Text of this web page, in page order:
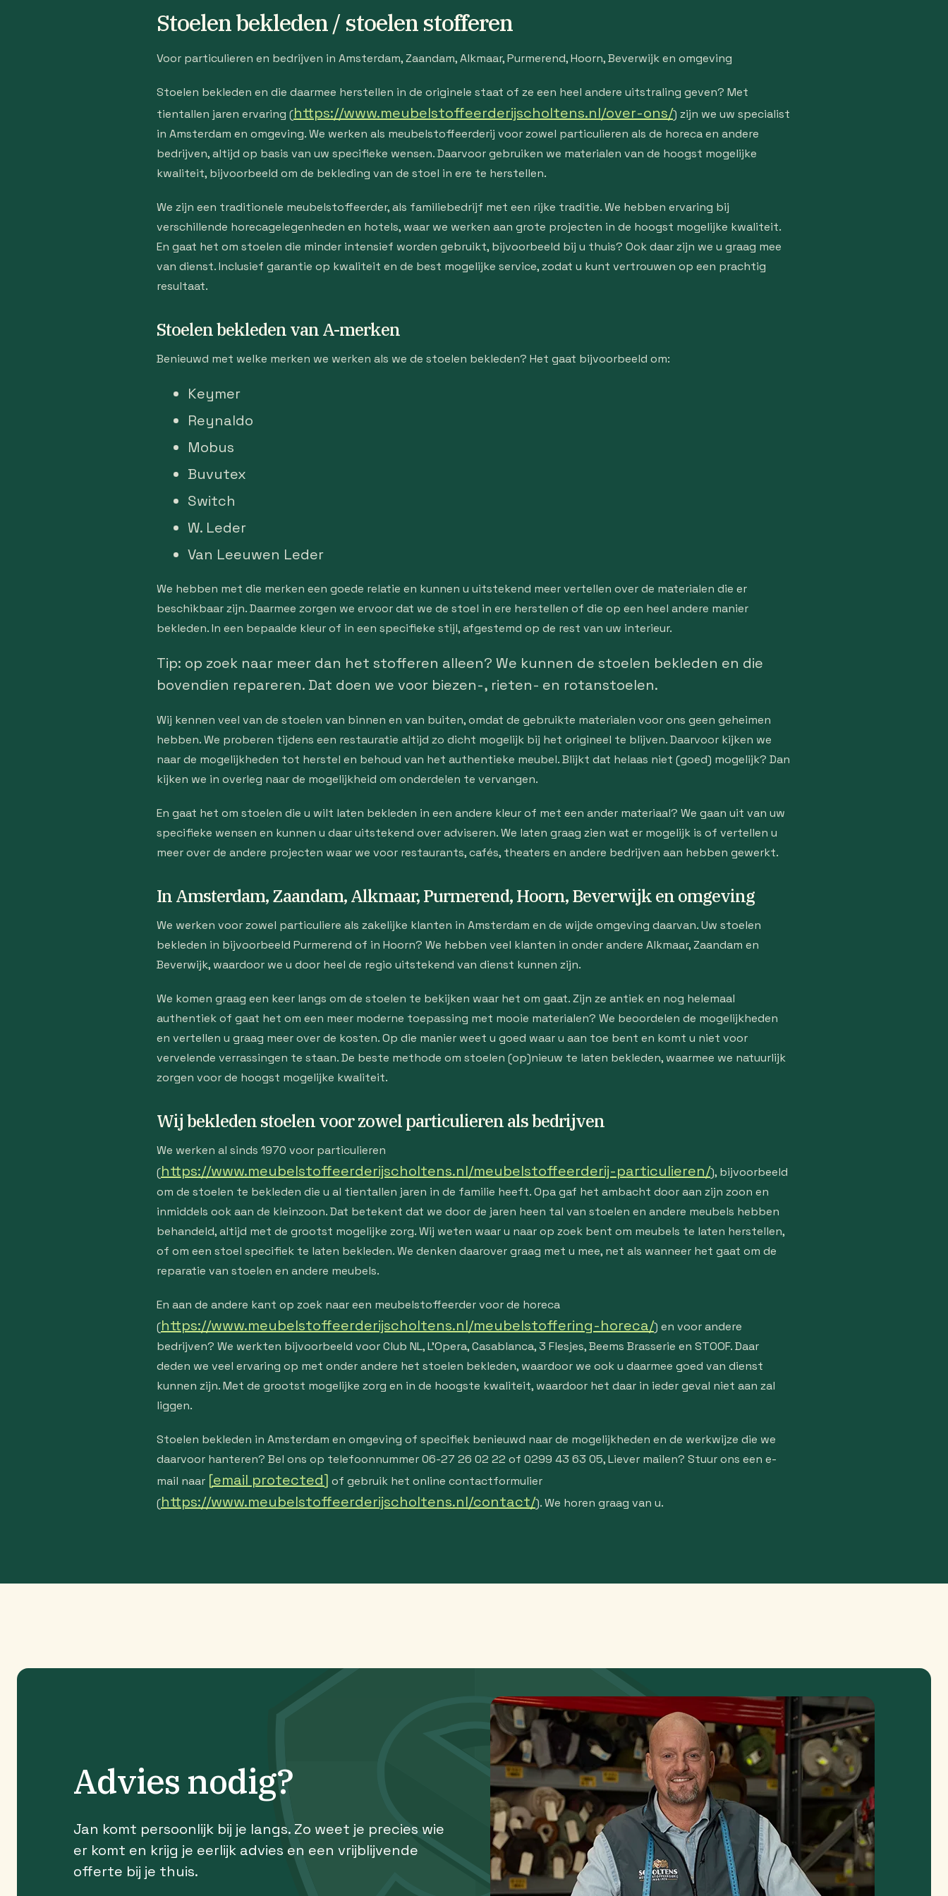
Stoelen bekleden / stoelen stofferen
Voor particulieren en bedrijven in Amsterdam, Zaandam, Alkmaar, Purmerend, Hoorn, Beverwijk en omgeving
Stoelen bekleden en die daarmee herstellen in de originele staat of ze een heel andere uitstraling geven? Met
tientallen jaren ervaring (https://www.meubelstoffeerderijscholtens.nl/over-ons/) zijn we uw specialist
in Amsterdam en omgeving. We werken als meubelstoffeerderij voor zowel particulieren als de horeca en andere
bedrijven, altijd op basis van uw specifieke wensen. Daarvoor gebruiken we materialen van de hoogst mogelijke
kwaliteit, bijvoorbeeld om de bekleding van de stoel in ere te herstellen.
We zijn een traditionele meubelstoffeerder, als familiebedrijf met een rijke traditie. We hebben ervaring bij
verschillende horecagelegenheden en hotels, waar we werken aan grote projecten in de hoogst mogelijke kwaliteit.
En gaat het om stoelen die minder intensief worden gebruikt, bijvoorbeeld bij u thuis? Ook daar zijn we u graag mee
van dienst. Inclusief garantie op kwaliteit en de best mogelijke service, zodat u kunt vertrouwen op een prachtig
resultaat.
Stoelen bekleden van A-merken
Benieuwd met welke merken we werken als we de stoelen bekleden? Het gaat bijvoorbeeld om:
Keymer
Reynaldo
Mobus
Buvutex
Switch
W. Leder
Van Leeuwen Leder
We hebben met die merken een goede relatie en kunnen u uitstekend meer vertellen over de materialen die er
beschikbaar zijn. Daarmee zorgen we ervoor dat we de stoel in ere herstellen of die op een heel andere manier
bekleden. In een bepaalde kleur of in een specifieke stijl, afgestemd op de rest van uw interieur.
Tip: op zoek naar meer dan het stofferen alleen? We kunnen de stoelen bekleden en die
bovendien repareren. Dat doen we voor biezen-, rieten- en rotanstoelen.
Wij kennen veel van de stoelen van binnen en van buiten, omdat de gebruikte materialen voor ons geen geheimen
hebben. We proberen tijdens een restauratie altijd zo dicht mogelijk bij het origineel te blijven. Daarvoor kijken we
naar de mogelijkheden tot herstel en behoud van het authentieke meubel. Blijkt dat helaas niet (goed) mogelijk? Dan
kijken we in overleg naar de mogelijkheid om onderdelen te vervangen.
En gaat het om stoelen die u wilt laten bekleden in een andere kleur of met een ander materiaal? We gaan uit van uw
specifieke wensen en kunnen u daar uitstekend over adviseren. We laten graag zien wat er mogelijk is of vertellen u
meer over de andere projecten waar we voor restaurants, cafés, theaters en andere bedrijven aan hebben gewerkt.
In Amsterdam, Zaandam, Alkmaar, Purmerend, Hoorn, Beverwijk en omgeving
We werken voor zowel particuliere als zakelijke klanten in Amsterdam en de wijde omgeving daarvan. Uw stoelen
bekleden in bijvoorbeeld Purmerend of in Hoorn? We hebben veel klanten in onder andere Alkmaar, Zaandam en
Beverwijk, waardoor we u door heel de regio uitstekend van dienst kunnen zijn.
We komen graag een keer langs om de stoelen te bekijken waar het om gaat. Zijn ze antiek en nog helemaal
authentiek of gaat het om een meer moderne toepassing met mooie materialen? We beoordelen de mogelijkheden
en vertellen u graag meer over de kosten. Op die manier weet u goed waar u aan toe bent en komt u niet voor
vervelende verrassingen te staan. De beste methode om stoelen (op)nieuw te laten bekleden, waarmee we natuurlijk
zorgen voor de hoogst mogelijke kwaliteit.
Wij bekleden stoelen voor zowel particulieren als bedrijven
We werken al sinds 1970 voor particulieren
(https://www.meubelstoffeerderijscholtens.nl/meubelstoffeerderij-particulieren/), bijvoorbeeld
om de stoelen te bekleden die u al tientallen jaren in de familie heeft. Opa gaf het ambacht door aan zijn zoon en
inmiddels ook aan de kleinzoon. Dat betekent dat we door de jaren heen tal van stoelen en andere meubels hebben
behandeld, altijd met de grootst mogelijke zorg. Wij weten waar u naar op zoek bent om meubels te laten herstellen,
of om een stoel specifiek te laten bekleden. We denken daarover graag met u mee, net als wanneer het gaat om de
reparatie van stoelen en andere meubels.
En aan de andere kant op zoek naar een meubelstoffeerder voor de horeca
(https://www.meubelstoffeerderijscholtens.nl/meubelstoffering-horeca/) en voor andere
bedrijven? We werkten bijvoorbeeld voor Club NL, L’Opera, Casablanca, 3 Flesjes, Beems Brasserie en STOOF. Daar
deden we veel ervaring op met onder andere het stoelen bekleden, waardoor we ook u daarmee goed van dienst
kunnen zijn. Met de grootst mogelijke zorg en in de hoogste kwaliteit, waardoor het daar in ieder geval niet aan zal
liggen.
Stoelen bekleden in Amsterdam en omgeving of specifiek benieuwd naar de mogelijkheden en de werkwijze die we
daarvoor hanteren? Bel ons op telefoonnummer 06-27 26 02 22 of 0299 43 63 05, Liever mailen? Stuur ons een e-
mail naar [email protected] of gebruik het online contactformulier
(https://www.meubelstoffeerderijscholtens.nl/contact/). We horen graag van u.
Advies nodig?
Jan komt persoonlijk bij je langs. Zo weet je precies wie
er komt en krijg je eerlijk advies en een vrijblijvende
offerte bij je thuis.